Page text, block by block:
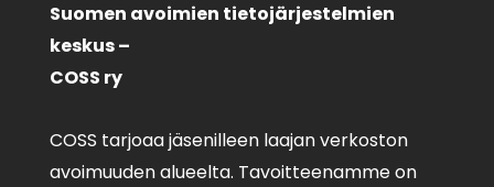
Suomen avoimien tietojärjestelmien
keskus –
COSS ry
COSS tarjoaa jäsenilleen laajan verkoston
avoimuuden alueelta. Tavoitteenamme on